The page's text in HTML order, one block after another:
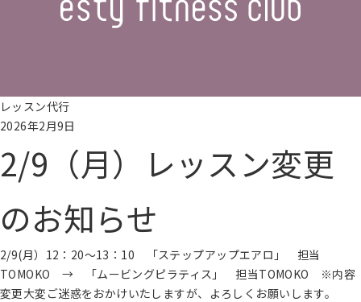
レッスン代行
2026年2月9日
2/9（月）レッスン変更
のお知らせ
2/9(月）12：20～13：10 「ステップアップエアロ」 担当
TOMOKO → 「ムービングピラティス」 担当TOMOKO ※内容
変更大変ご迷惑をおかけいたしますが、よろしくお願いします。